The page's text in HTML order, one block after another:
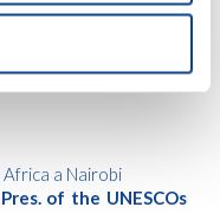
promuovono
Africa”
a Nairobi
of the UNESCOs